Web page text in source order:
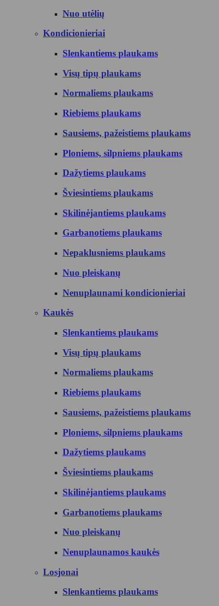
Nuo utėlių
Kondicionieriai
Slenkantiems plaukams
Visų tipų plaukams
Normaliems plaukams
Riebiems plaukams
Sausiems, pažeistiems plaukams
Ploniems, silpniems plaukams
Dažytiems plaukams
Šviesintiems plaukams
Skilinėjantiems plaukams
Garbanotiems plaukams
Nepaklusniems plaukams
Nuo pleiskanų
Nenuplaunami kondicionieriai
Kaukės
Slenkantiems plaukams
Visų tipų plaukams
Normaliems plaukams
Riebiems plaukams
Sausiems, pažeistiems plaukams
Ploniems, silpniems plaukams
Dažytiems plaukams
Šviesintiems plaukams
Skilinėjantiems plaukams
Garbanotiems plaukams
Nuo pleiskanų
Nenuplaunamos kaukės
Losjonai
Slenkantiems plaukams